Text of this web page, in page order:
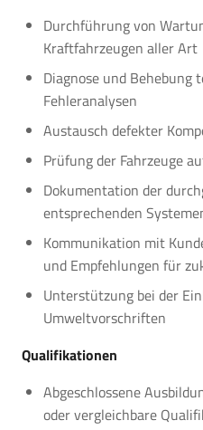
Durchführung von
Kraftfahrzeugen aller Art
Diagnose und Behebung
Fehleranalysen
Austausch defekter
Prüfung der Fahrzeuge
Dokumentation der
entsprechenden
Kommunikation mit
und Empfehlungen für
Unterstützung bei der
Umweltvorschriften
Qualifikationen
Abgeschlossene
oder vergleichbare